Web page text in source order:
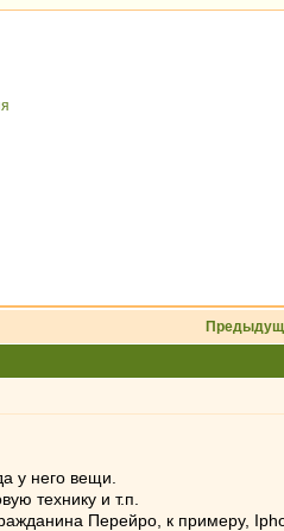
у него вещи.
технику и т.п.
Перейро, к примеру,